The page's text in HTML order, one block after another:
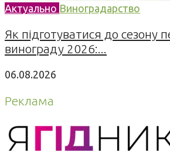
Актуально Виноградарство
Як підготуватися до сезону
винограду 2026:...
06.08.2026
Реклама